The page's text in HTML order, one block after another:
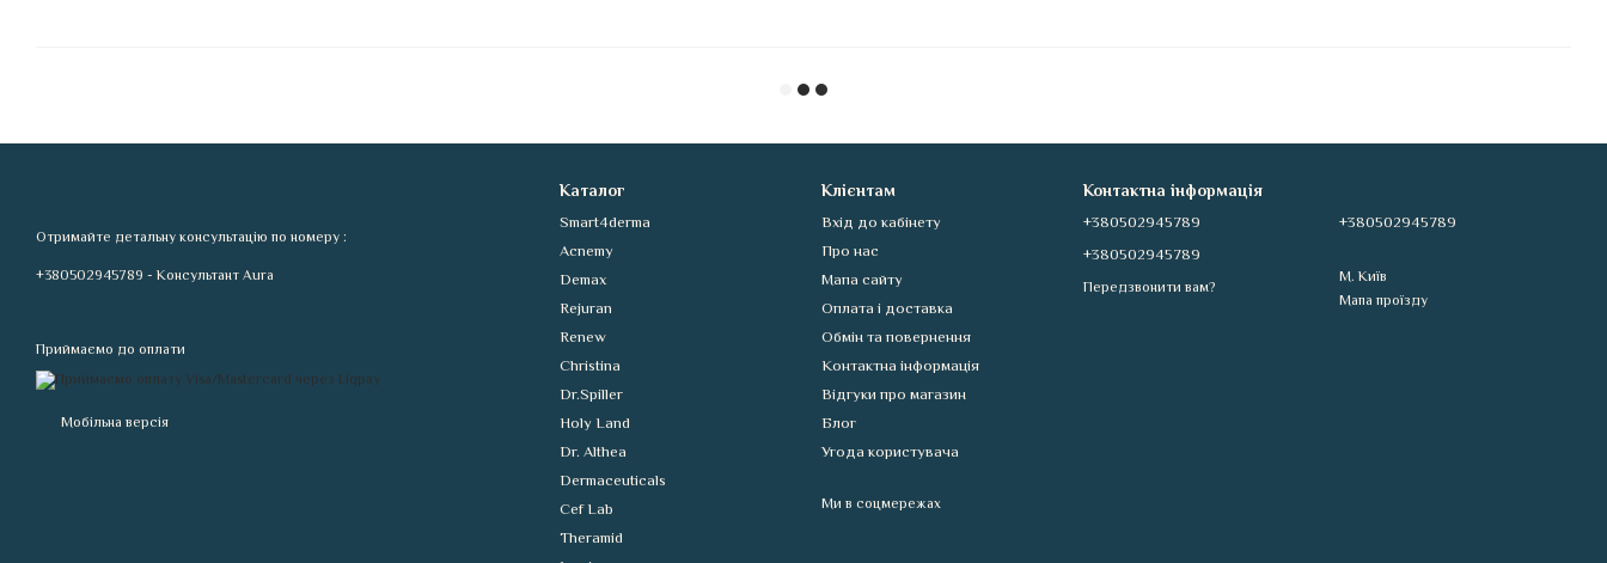
Отримайте детальну консультацію по номеру :
+380502945789 - Консультант Aura
Приймаємо до оплати
Мобільна версія
Каталог
Smart4derma
Acnemy
Demax
Rejuran
Renew
Christina
Dr.Spiller
Holy Land
Dr. Althea
Dermaceuticals
Cef Lab
Theramid
Клієнтам
Вхід до кабінету
Про нас
Мапа сайту
Оплата і доставка
Обмін та повернення
Контактна інформація
Відгуки про магазин
Блог
Угода користувача
Ми в соцмережах
Контактна інформація
+380502945789
+380502945789
Передзвонити вам?
+380502945789
М. Київ
Мапа проїзду